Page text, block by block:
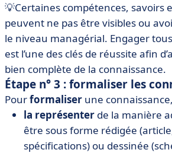
💡Certaines compétences, savoirs
peuvent ne pas être visibles ou
le niveau managérial. Engager
est l’une des clés de réussite afin
bien complète de la connaissance.
Étape n° 3 : formaliser les
Pourformaliser une
la représenter de la manière
être sous forme rédigée
spécifications) ou dessinée